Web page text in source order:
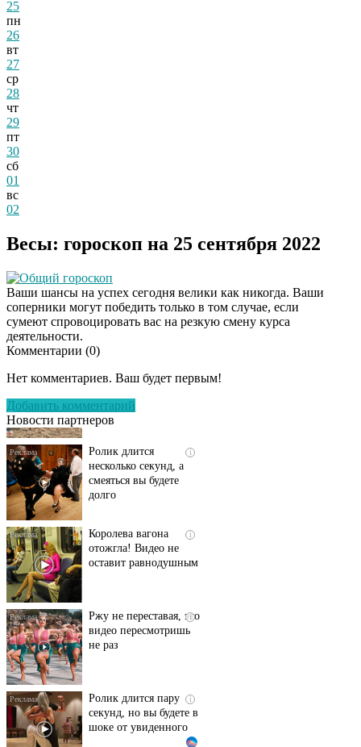
25
пн
26
вт
27
ср
28
чт
29
пт
30
сб
01
вс
02
Весы: гороскоп на 25 сентября 2022
Общий гороскоп
Ваши шансы на успех сегодня велики как никогда. Ваши
соперники могут победить только в том случае, если
сумеют спровоцировать вас на резкую смену курса
деятельности.
Комментарии (0)
Нет комментариев. Ваш будет первым!
Добавить комментарий
Новости партнеров
Скрытая камера на
люди вытворяют, когда
несколько секунд, а
смеяться вы будете
долго
отожгла! Видео не
оставит равнодушным
видео пересмотришь
не раз
секунд, но вы будете в
шоке от увиденного